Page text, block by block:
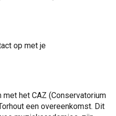
op met je
het CAZ (Conservatorium
een overeenkomst. Dit